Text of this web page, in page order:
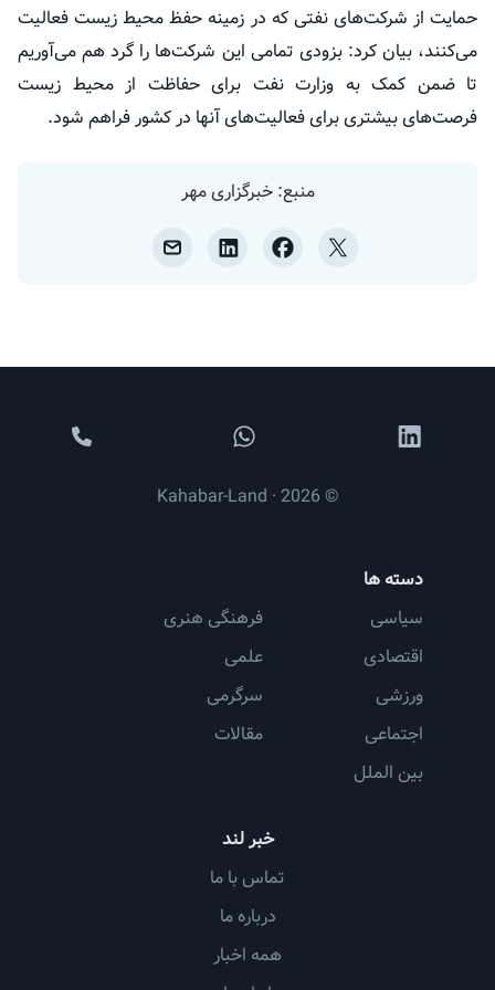
حمایت از شرکت‌های نفتی که در زمینه حفظ محیط زیست فعالیت
می‌کنند، بیان کرد: بزودی تمامی این شرکت‌ها را گرد هم می‌آوریم
تا ضمن کمک به وزارت نفت برای حفاظت از محیط زیست
فرصت‌های بیشتری برای فعالیت‌های آنها در کشور فراهم شود.
منبع: خبرگزاری مهر
خبر لند
تماس با ما
درباره ما
همه اخبار
دسته ها
سیاسی
اقتصادی
ورزشی
اجتماعی
بین الملل
فرهنگی هنری
علمی
سرگرمی
مقالات
© 2026 · Kahabar-Land